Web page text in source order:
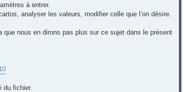
à entrer.
analyser les valeurs, modifier celle que l’on désire.
nous en dirons pas plus sur ce sujet dans le présent
du fichier.